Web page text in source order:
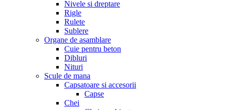
Nivele si dreptare
Rigle
Rulete
Sublere
Organe de asamblare
Cuie pentru beton
Dibluri
Nituri
Scule de mana
Capsatoare si accesorii
Capse
Chei